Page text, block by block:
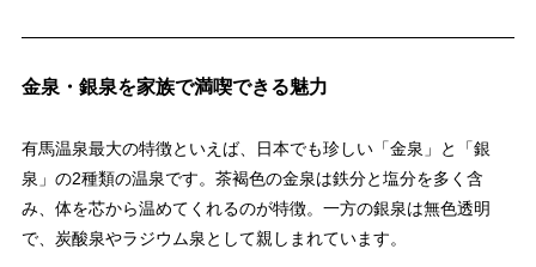
金泉・銀泉を家族で満喫できる魅力
有馬温泉最大の特徴といえば、日本でも珍しい「金泉」と「銀
泉」の2種類の温泉です。茶褐色の金泉は鉄分と塩分を多く含
み、体を芯から温めてくれるのが特徴。一方の銀泉は無色透明
で、炭酸泉やラジウム泉として親しまれています。